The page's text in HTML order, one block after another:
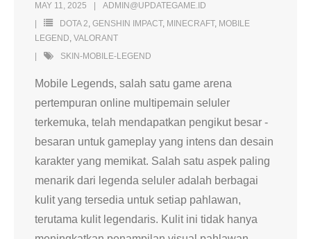
MAY 11, 2025
ADMIN@UPDATEGAME.ID
DOTA 2, GENSHIN IMPACT, MINECRAFT, MOBILE
LEGEND, VALORANT
SKIN-MOBILE-LEGEND
Mobile Legends, salah satu game arena
pertempuran online multipemain seluler
terkemuka, telah mendapatkan pengikut besar -
besaran untuk gameplay yang intens dan desain
karakter yang memikat. Salah satu aspek paling
menarik dari legenda seluler adalah berbagai
kulit yang tersedia untuk setiap pahlawan,
terutama kulit legendaris. Kulit ini tidak hanya